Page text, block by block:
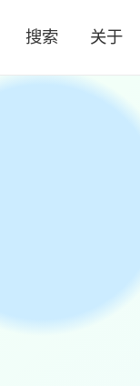
搜索 关于